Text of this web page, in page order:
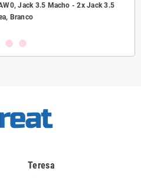
Jack 3.5 Macho - 2x Jack 3.5
Branco
Teresa